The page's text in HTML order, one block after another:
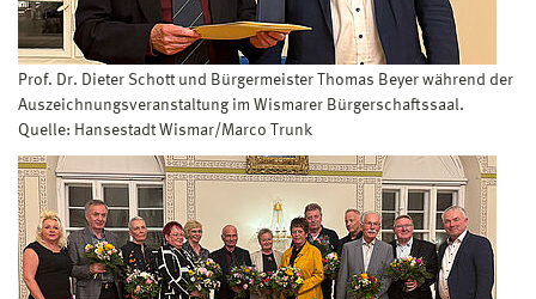
Prof. Dr. Dieter Schott und Bürgermeister Thomas Beyer während der
Auszeichnungsveranstaltung im Wismarer Bürgerschaftssaal.
Quelle: Hansestadt Wismar/Marco Trunk